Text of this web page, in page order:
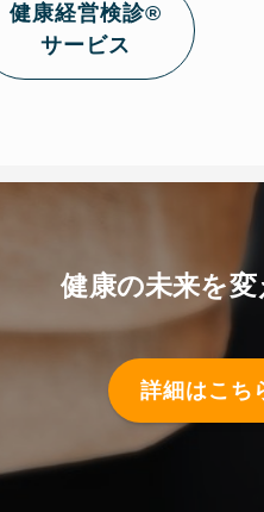
健康経営検診®
サービス
健康の未来を
詳細はこち